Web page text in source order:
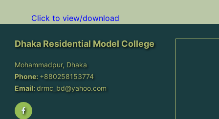
Click to view/download
Dhaka Residential Model College
Mohammadpur, Dhaka
Phone: +880258153774
Email: drmc_bd@yahoo.com